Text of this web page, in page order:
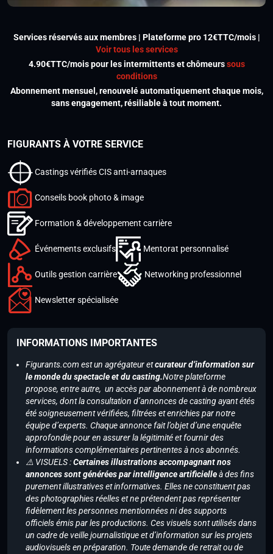
Services réservés aux membres | Plateforme pro 12€TTC/mois |
Voir tous les services
4.90€TTC/mois pour les intermittents et chômeurssous
conditions
Abonnement mensuel, renouvelé automatiquement chaque mois,
sans engagement, résiliable à tout moment.
FIGURANTS À VOTRE SERVICE
Castings vérifiés CIS anti-arnaques
Conseils book photo & image
Formation & développement carrière
Événements exclusifs Mentorat personnalisé
Outils gestion carrière Networking professionnel
Newsletter spécialisée
INFORMATIONS IMPORTANTES
Figurants.com est un agrégateur etcurateur d’information sur
le monde du spectacle et du casting.Notre plateforme
propose, entre autre, un accès par abonnement à de nombreux
services, dont la consultation d’annonces de casting ayant étés
été soigneusement vérifiées, filtrées et enrichies par notre
équipe d’experts. Chaque annonce fait l’objet d’une enquête
approfondie pour en assurer la légitimité et fournir des
informations complémentaires pertinentes à nos abonnés.
⚠️ VISUELS :Certaines illustrations accompagnant nos
annonces sont générées par intelligence artificielleà des fins
purement illustratives et informatives. Elles ne constituent pas
des photographies réelles et ne prétendent pas représenter
fidèlement les personnes mentionnées ni des supports
officiels émis par les productions. Ces visuels sont utilisés dans
un cadre de veille journalistique et d’information sur les projets
audiovisuels en préparation. Toute demande de retrait ou de